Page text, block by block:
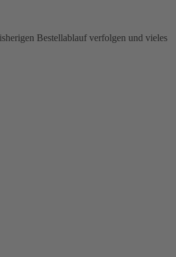
Bestellablauf verfolgen und vieles